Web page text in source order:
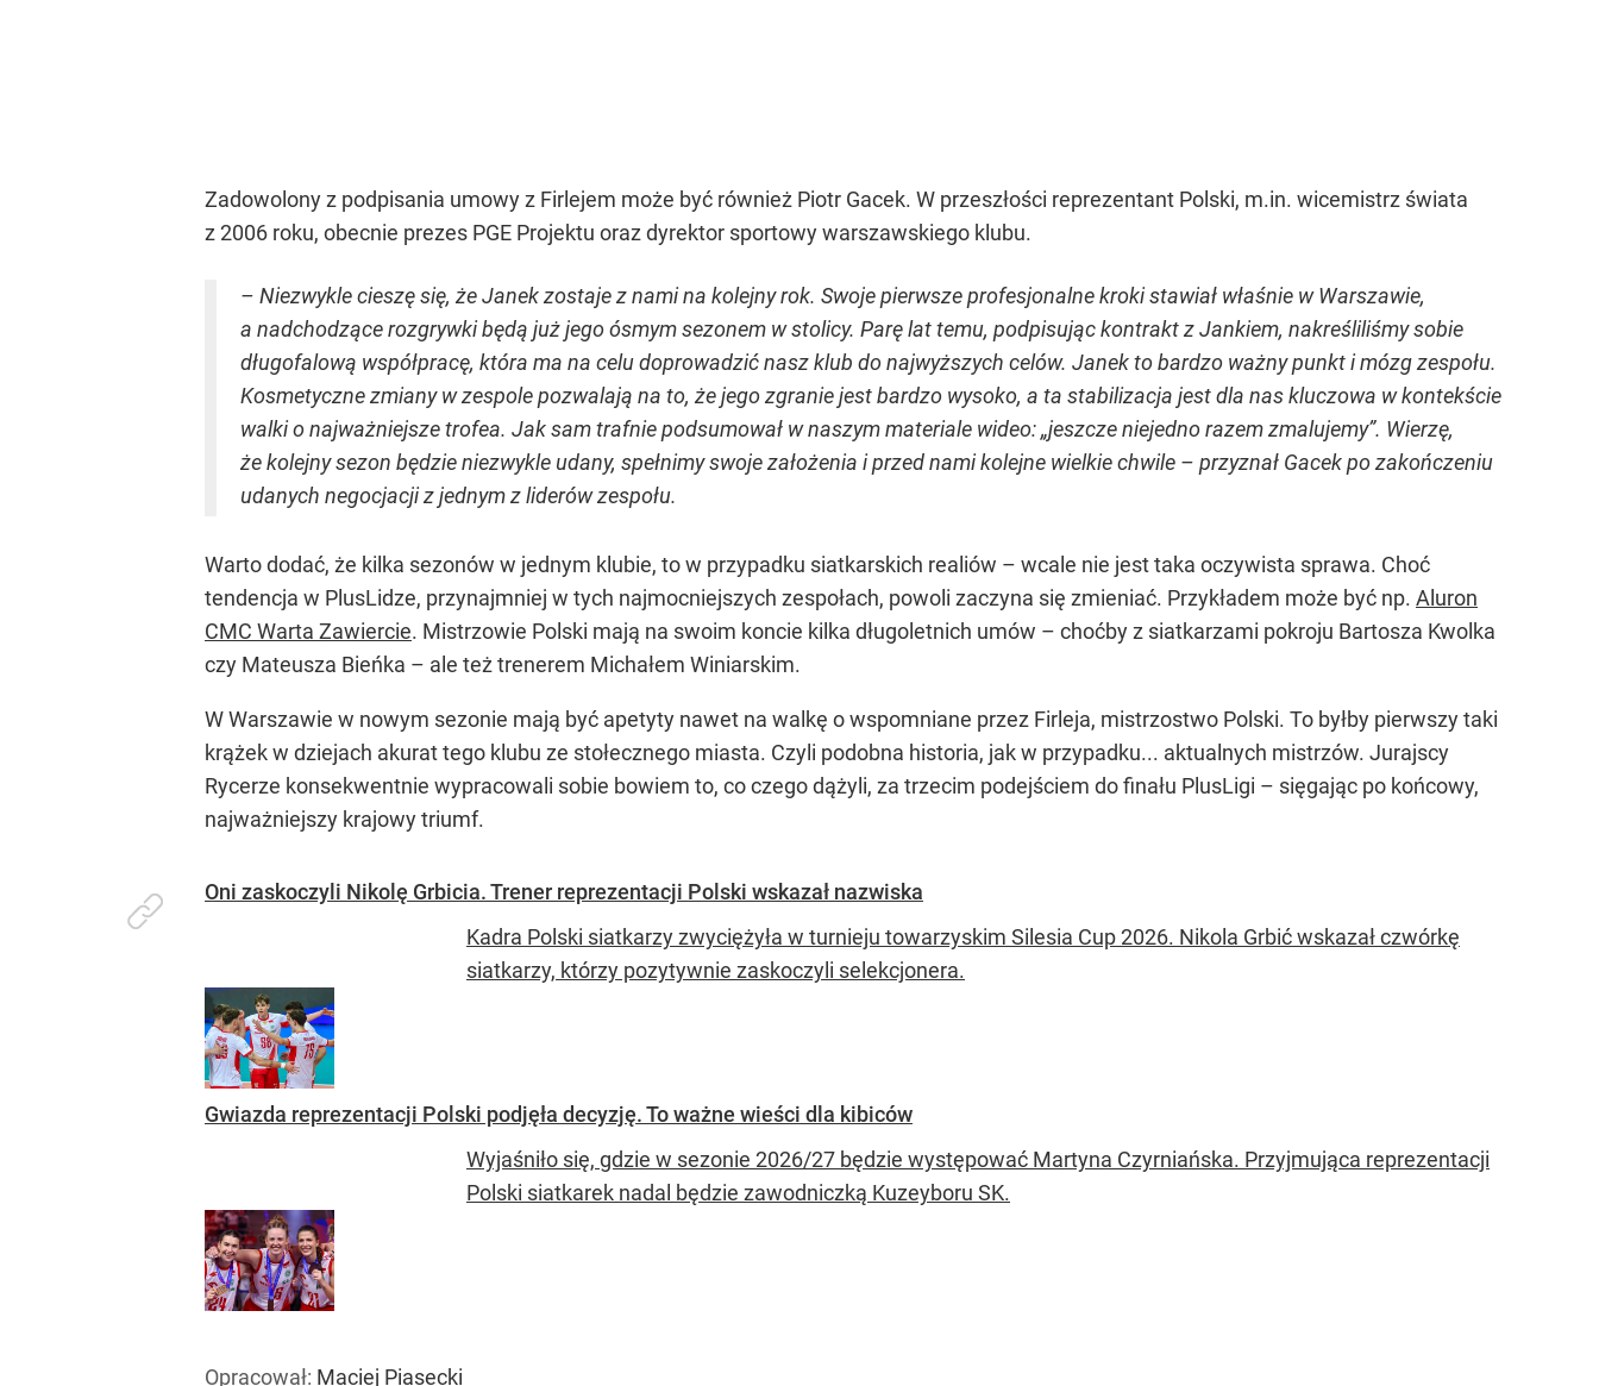
Zadowolony z podpisania umowy z Firlejem może być również Piotr Gacek. W przeszłości reprezentant Polski, m.in. wicemistrz świata
z 2006 roku, obecnie prezes PGE Projektu oraz dyrektor sportowy warszawskiego klubu.
– Niezwykle cieszę się, że Janek zostaje z nami na kolejny rok. Swoje pierwsze profesjonalne kroki stawiał właśnie w Warszawie,
a nadchodzące rozgrywki będą już jego ósmym sezonem w stolicy. Parę lat temu, podpisując kontrakt z Jankiem, nakreśliliśmy sobie
długofalową współpracę, która ma na celu doprowadzić nasz klub do najwyższych celów. Janek to bardzo ważny punkt i mózg zespołu.
Kosmetyczne zmiany w zespole pozwalają na to, że jego zgranie jest bardzo wysoko, a ta stabilizacja jest dla nas kluczowa w kontekście
walki o najważniejsze trofea. Jak sam trafnie podsumował w naszym materiale wideo: „jeszcze niejedno razem zmalujemy”. Wierzę,
że kolejny sezon będzie niezwykle udany, spełnimy swoje założenia i przed nami kolejne wielkie chwile – przyznał Gacek po zakończeniu
udanych negocjacji z jednym z liderów zespołu.
Warto dodać, że kilka sezonów w jednym klubie, to w przypadku siatkarskich realiów – wcale nie jest taka oczywista sprawa. Choć
tendencja w PlusLidze, przynajmniej w tych najmocniejszych zespołach, powoli zaczyna się zmieniać. Przykładem może być np. Aluron
CMC Warta Zawiercie. Mistrzowie Polski mają na swoim koncie kilka długoletnich umów – choćby z siatkarzami pokroju Bartosza Kwolka
czy Mateusza Bieńka – ale też trenerem Michałem Winiarskim.
W Warszawie w nowym sezonie mają być apetyty nawet na walkę o wspomniane przez Firleja, mistrzostwo Polski. To byłby pierwszy taki
krążek w dziejach akurat tego klubu ze stołecznego miasta. Czyli podobna historia, jak w przypadku... aktualnych mistrzów. Jurajscy
Rycerze konsekwentnie wypracowali sobie bowiem to, co czego dążyli, za trzecim podejściem do finału PlusLigi – sięgając po końcowy,
najważniejszy krajowy triumf.
Oni zaskoczyli Nikolę Grbicia. Trener reprezentacji Polski wskazał nazwiska
Kadra Polski siatkarzy zwyciężyła w turnieju towarzyskim Silesia Cup 2026. Nikola Grbić wskazał czwórkę
siatkarzy, którzy pozytywnie zaskoczyli selekcjonera.
Gwiazda reprezentacji Polski podjęła decyzję. To ważne wieści dla kibiców
Wyjaśniło się, gdzie w sezonie 2026/27 będzie występować Martyna Czyrniańska. Przyjmująca reprezentacji
Polski siatkarek nadal będzie zawodniczką Kuzeyboru SK.
Opracował: Maciej Piasecki